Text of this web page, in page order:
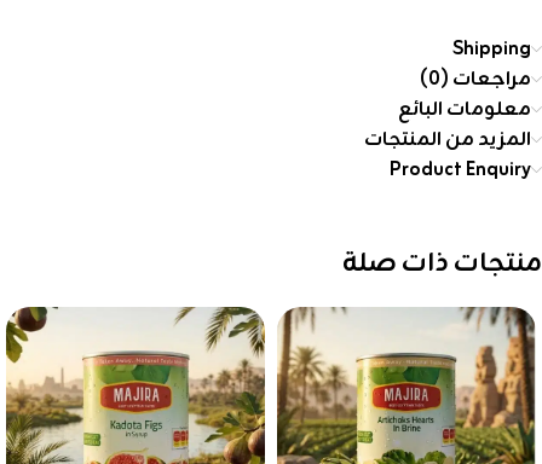
Shipping
مراجعات (0)
معلومات البائع
المزيد من المنتجات
Product Enquiry
منتجات ذات صلة